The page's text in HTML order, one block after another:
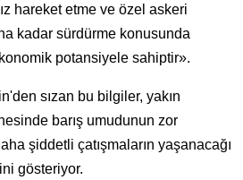
hareket etme ve özel askeri
kadar sürdürme konusunda
potansiyele sahiptir».
sızan bu bilgiler, yakın
barış umudunun zor
şiddetli çatışmaların yaşanacağı
gösteriyor.